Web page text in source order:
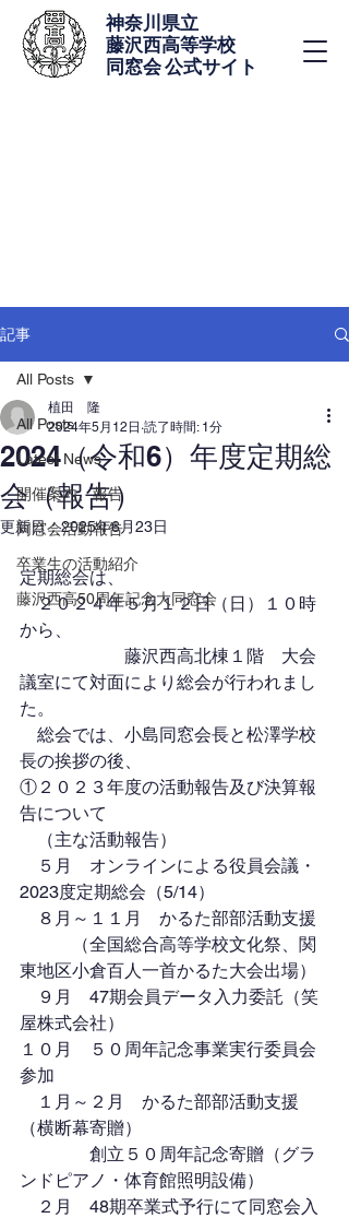
神奈川県立
藤沢西高等学校
同窓会 公式サイト
記事
All Posts
Latest News
開催案内、報告
同窓会活動報告
卒業生の活動紹介
藤沢西高50周年記念大同窓会
All Posts
2024（令和6）年度定期総
会（報告）
植田 隆
2024年5月12日 読了時間: 1分
更新日：2025年6月23日
定期総会は、
２０２４年５月１２日（日）１０時
から、
藤沢西高北棟１階　大会
議室にて対面により総会が行われまし
た。
総会では、小島同窓会長と松澤学校
長の挨拶の後、
①２０２３年度の活動報告及び決算報
告について
（主な活動報告）
５月　オンラインによる役員会議​​・
2023度定期総会（5/14）
８月～１１月　かるた部部活動支援
（全国総合高等学校文化祭、関
東地区小倉百人一首かるた大会出場）
９月　47期会員データ入力委託（笑
屋株式会社）
１０月　５０周年記念事業実行委員会
参加
１月～２月　かるた部部活動支援
（横断幕寄贈）
創立５０周年記念寄贈（グラ
ンドピアノ・体育館照明設備）
２月　48期卒業式予行にて同窓会入